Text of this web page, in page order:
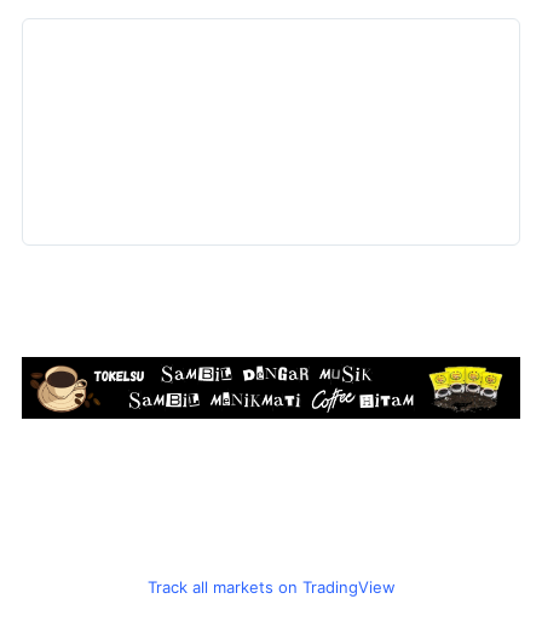
Track all markets on TradingView